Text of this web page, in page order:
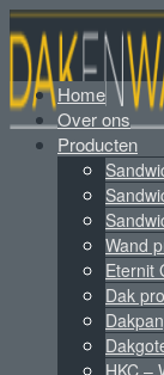
Home
Over ons
Producten
Wand
Eternit
Dak
HKC –